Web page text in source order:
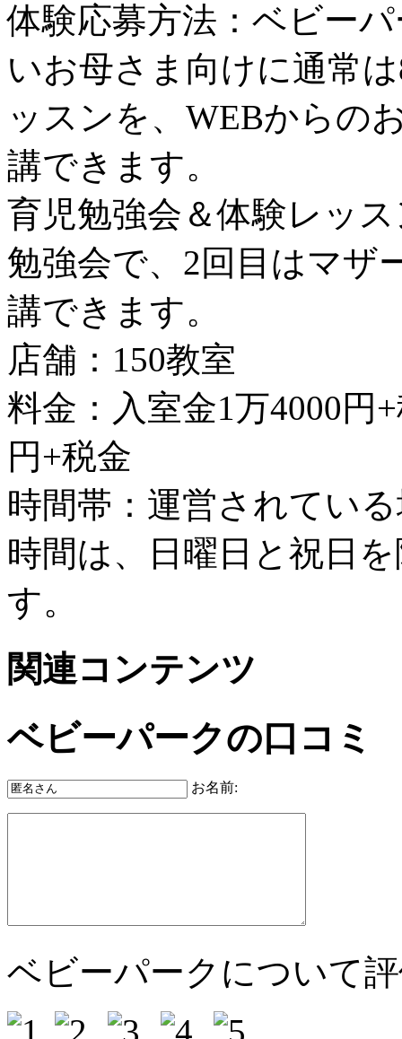
体験応募方法：ベビー
いお母さま向けに通常
ッスンを、WEBからの
講できます。
育児勉強会＆体験レッ
勉強会で、2回目はマザ
講できます。
店舗：150教室
料金：入室金1万4000円
円+税金
時間帯：運営されてい
時間は、日曜日と祝日
す。
関連コンテンツ
ベビーパークの口コミ
お名前:
ベビーパークについて